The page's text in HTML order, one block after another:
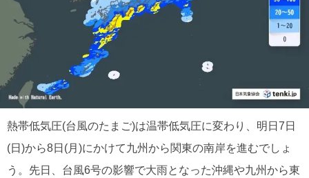
熱帯低気圧(台風のたまご)は温帯低気圧に変わり、明日7日
(日)から8日(月)にかけて九州から関東の南岸を進むでしょ
う。先日、台風6号の影響で大雨となった沖縄や九州から東